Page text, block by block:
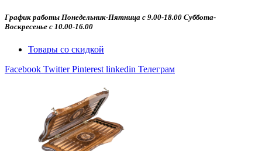
График работы Понедельник-Пятница с 9.00-18.00 Суббота-
Воскресенье с 10.00-16.00
Товары со скидкой
Facebook Twitter Pinterest linkedin Телеграм